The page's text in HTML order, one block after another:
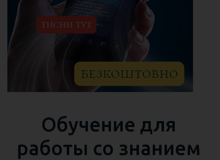
Обучение для
работы со знанием